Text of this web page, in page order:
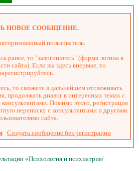
НОВОЕ СООБЩЕНИЕ.
пользователь.
ранее, то "залогиньтесь" (форма логина в
сайта). Если вы здесь впервые, то
то сможете в дальнейшем отслеживать
продолжать диалог в интересных темах с
Помимо этого, регистрация
переписку с консультантами и другими
сайта.
Создать сообщение без регистрации
«Психология и психиатрия/